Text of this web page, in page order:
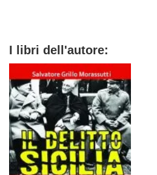
I libri dell'autore: